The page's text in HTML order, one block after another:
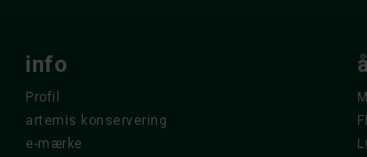
info
Profil
artemis konservering
e-mærke